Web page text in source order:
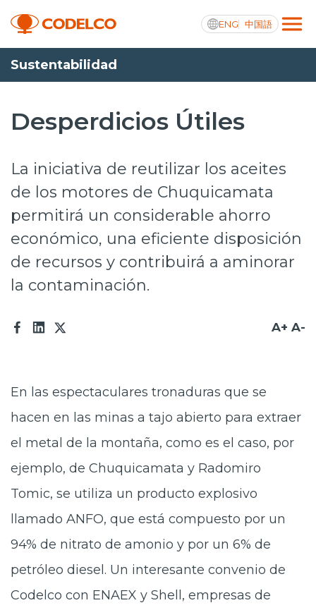
ENG 中国語
Transparencia activa
Operaciones
Proyectos
Sustentabilidad
Prensa
Transparencia activa
Canales de denuncia
Sustentabilidad
Desperdicios Útiles
La iniciativa de reutilizar los aceites
de los motores de Chuquicamata
permitirá un considerable ahorro
económico, una eficiente disposición
de recursos y contribuirá a aminorar
la contaminación.
A+ A-
En las espectaculares tronaduras que se
hacen en las minas a tajo abierto para extraer
el metal de la montaña, como es el caso, por
ejemplo, de Chuquicamata y Radomiro
Tomic, se utiliza un producto explosivo
llamado ANFO, que está compuesto por un
94% de nitrato de amonio y por un 6% de
petróleo diesel. Un interesante convenio de
Codelco con ENAEX y Shell, empresas de